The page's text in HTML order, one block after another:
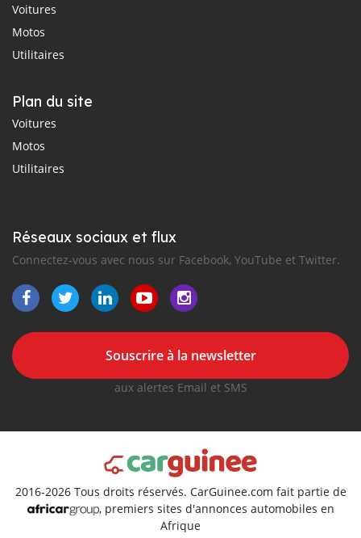
Voitures
Motos
Utilitaires
Plan du site
Voitures
Motos
Utilitaires
Réseaux sociaux et flux
Connectez-vous avec nous sur Facebook, YouTube et Twitter.
Souscrire à la newsletter
aux alertes Email et SMS
2016-2026 Tous droits réservés. CarGuinee.com fait partie de
, premiers sites d'annonces automobiles en
Afrique